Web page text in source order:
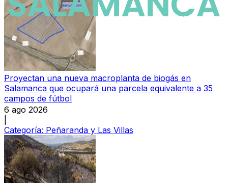
Proyectan una nueva macroplanta de biogás en
Salamanca que ocupará una parcela equivalente a 35
campos de fútbol
6 ago 2026
Categoría: Peñaranda y Las Villas